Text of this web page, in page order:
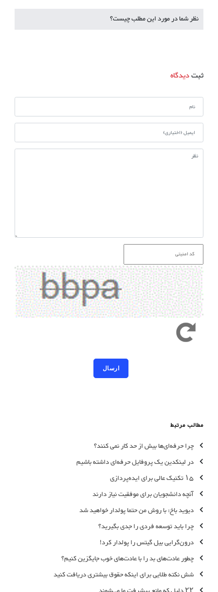
نظر شما در مورد این مطلب چیست؟
ثبتدیدگاه
مطالب مرتبط
چرا حرفه‌ای‌ها بیش از حد کار نمی کنند؟
در لینکد‌‌ین یک پروفایل حرفه‌ای داشته باشیم
۱۵ تکنیک عالی برای ایده‌پردازی
آنچه دانشجویان برای موفقیت نیاز دارند
دیوید باخ: با روش من حتما پولدار خواهید شد
چرا باید توسعه‌ فردی را جدی بگیرید؟
درون‌گرایی بیل گیتس را پولدار کرد!
چطور عادت‌های بد را با عادت‌های خوب جایگزین کنیم؟
شش نکته طلایی برای اینکه حقوق بیشتری دریافت کنید